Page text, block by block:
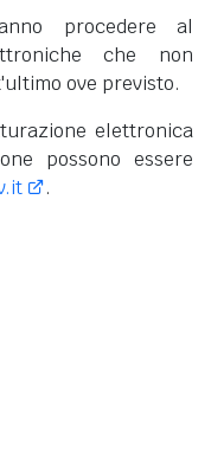
procedere al
che non
ove previsto.
elettronica
possono essere
.